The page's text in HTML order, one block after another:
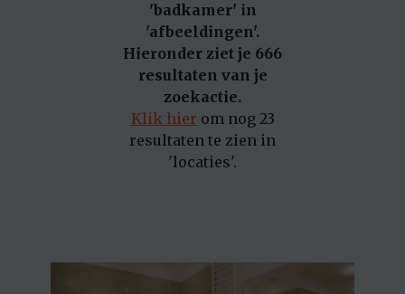
'badkamer' in
'afbeeldingen'.
Hieronder ziet je 666
resultaten van je
zoekactie.
Klik hier om nog 23
resultaten te zien in
'locaties'.